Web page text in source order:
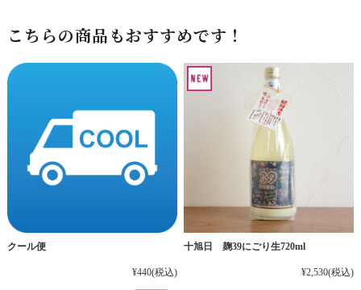
こちらの商品もおすすめです！
クール便
¥440(税込)
十旭日 麹39にごり生720ml
¥2,530(税込)